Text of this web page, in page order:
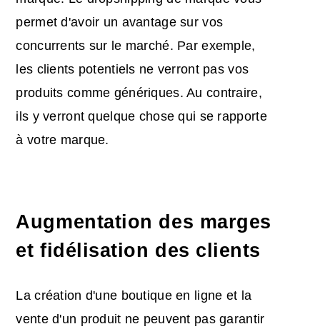
permet d'avoir un avantage sur vos
concurrents sur le marché. Par exemple,
les clients potentiels ne verront pas vos
produits comme génériques. Au contraire,
ils y verront quelque chose qui se rapporte
à votre marque.
Augmentation des marges
et fidélisation des clients
La création d'une boutique en ligne et la
vente d'un produit ne peuvent pas garantir